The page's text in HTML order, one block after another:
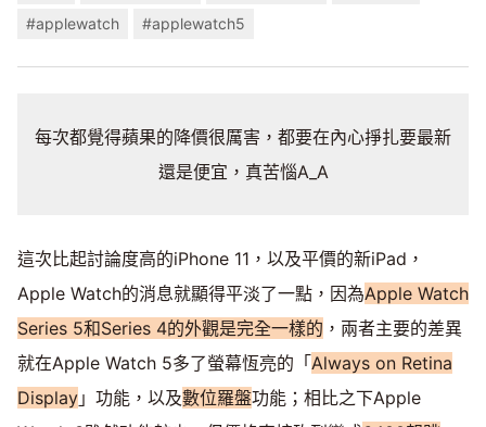
#applewatch
#applewatch5
每次都覺得蘋果的降價很厲害，都要在內心掙扎要最新
還是便宜，真苦惱A_A
這次比起討論度高的iPhone 11，以及平價的新iPad，
Apple Watch的消息就顯得平淡了一點，因為Apple Watch
Series 5和Series 4的外觀是完全一樣的 ，兩者主要的差異
就在Apple Watch 5多了螢幕恆亮的「Always on Retina
Display 」功能，以及數位羅盤功能；相比之下Apple